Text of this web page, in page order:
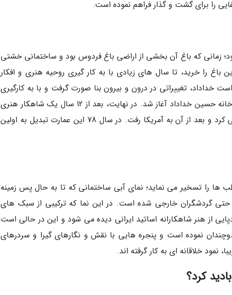
را برای گشت و گذار فراهم نموده است.
بیش از 80 سال قبل برمی شود؛ زمانی که باغ آن بخشی از اراضی باغ فردوس بود و ساختمانی خشتی
باغ را خرید، تا سال های زیادی با به کار گیری روحیه هنری و افکار
خداداد، تغییراتی در درون و بیرون بنا صورت گرفت و با به کارگیری
استادان عرصه هنر و گچ بری، طراحی شگفت انگیز خانه حسین خداداد آغاز شد. در نهایت، بعد از 12 سال یک شاهکار هنری
خلق شد اما خداداد تنها یک سال در این خانه زندگی کرد و بعد از آن به آمریکا رفت. در سال 78 این عمارت تبدیل به اولین
ها را تسخیر می نماید؛ نمای آبی ساختمانی که تا به حال پس زمینه
حتی گردشگران خارجی شده است. در این نما که ترکیبی از سبک های
از هنر شاهکارانه اساتید ایرانی دیده می شود و این در حالی است
نموده است و پنجره هایی با نقش و نگارهای گیرا و سردرهای
خلاقانه ای به کار گرفته اند.
کرد؟